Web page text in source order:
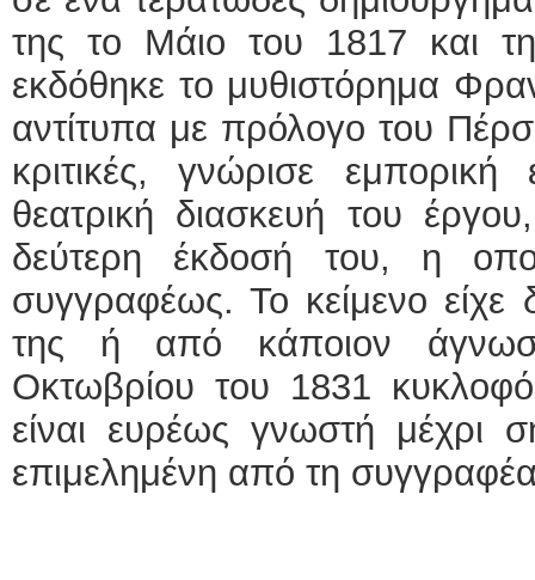
της το Μάιο του 1817 και
εκδόθηκε το μυθιστόρημα
αντίτυπα με πρόλογο του
κριτικές, γνώρισε
θεατρική διασκευή του
δεύτερη έκδοσή του, η
συγγραφέως. Το κείμενο
της ή από κάποιον
Οκτωβρίου του 1831
είναι ευρέως γνωστή μέχρι
επιμελημένη από τη